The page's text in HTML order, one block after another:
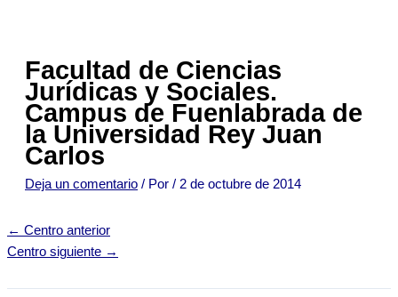
Facultad de Ciencias
Jurídicas y Sociales.
Campus de Fuenlabrada de
la Universidad Rey Juan
Carlos
Deja un comentario / Por / 2 de octubre de 2014
← Centro anterior
Centro siguiente →